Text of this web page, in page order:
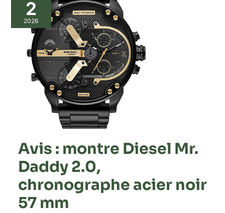
2
2026
Avis : montre Diesel Mr.
Daddy 2.0,
chronographe acier noir
57 mm